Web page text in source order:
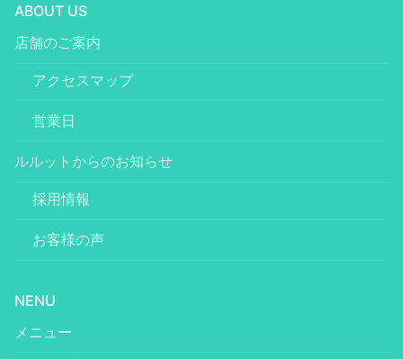
ABOUT US
店舗のご案内
アクセスマップ
営業日
ルルットからのお知らせ
採用情報
お客様の声
NENU
メニュー